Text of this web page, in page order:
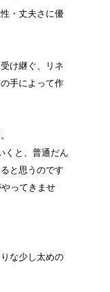
・丈夫さに優
け継ぐ、リネ
手によって作
くと、普通だん
と思うのです
ってきませ
な少し太めの